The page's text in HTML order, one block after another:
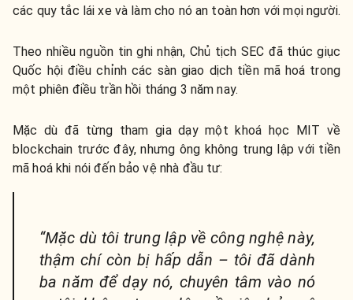
các quy tắc lái xe và làm cho nó an toàn hơn với mọi người.
Theo nhiều nguồn tin ghi nhận, Chủ tịch SEC đã thúc giục
Quốc hội điều chỉnh các sàn giao dịch tiền mã hoá trong
một phiên điều trần hồi tháng 3 năm nay.
Mặc dù đã từng tham gia dạy một khoá học MIT về
blockchain trước đây, nhưng ông không trung lập với tiền
mã hoá khi nói đến bảo vệ nhà đầu tư:
“Mặc dù tôi trung lập về công nghệ này,
thậm chí còn bị hấp dẫn – tôi đã dành
ba năm để dạy nó, chuyên tâm vào nó